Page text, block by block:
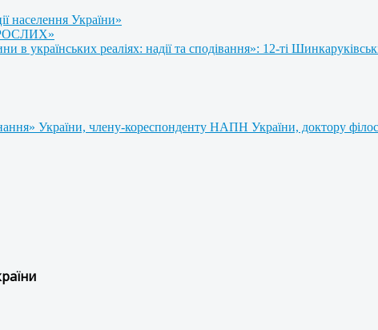
населення України»
українських реаліях: надії та сподівання»: 12-ті
України, члену-кореспонденту НАПН України, доктору